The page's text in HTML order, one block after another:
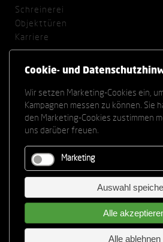
Schreinerei
Objekttüren
Karriere
Sitemap
Datenschutz
Cookie Einstellungen
Offene Stellen
Azubi Schreiner (m/w/d)
Bauleiter Fensterbau (m/w/d)
Projektleiter Fensterbau (m/w/d)
Fenstermonteur (m/w/d)
Schreiner (m/w/d)
Schreinermeister (m/w/d)
Cookie- und
Wir setzen Marketing-Cookies ein,
Kampagnen messen zu können. Sie
den Marketing-Cookies zustimmen
uns darüber freuen.
Marketing
Auswahl
Alle
Alle ablehnen